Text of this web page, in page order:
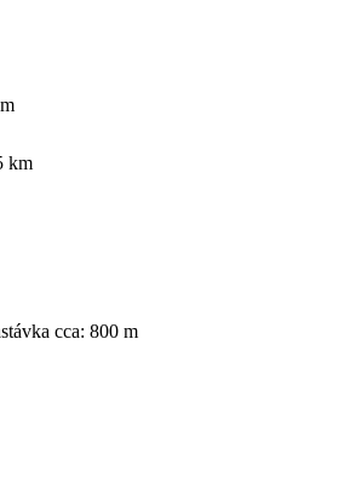
km
cca: 800 m